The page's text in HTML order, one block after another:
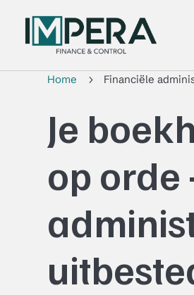
Home 5 Financiële
Je
op orde